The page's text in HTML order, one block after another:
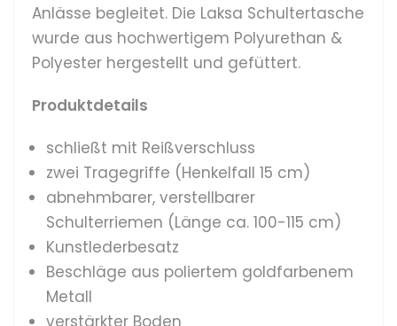
Anlässe begleitet. Die Laksa Schultertasche
wurde aus hochwertigem Polyurethan &
Polyester hergestellt und gefüttert.
Produktdetails
schließt mit Reißverschluss
zwei Tragegriffe (Henkelfall 15 cm)
abnehmbarer, verstellbarer
Schulterriemen (Länge ca. 100-115 cm)
Kunstlederbesatz
Beschläge aus poliertem goldfarbenem
Metall
verstärkter Boden